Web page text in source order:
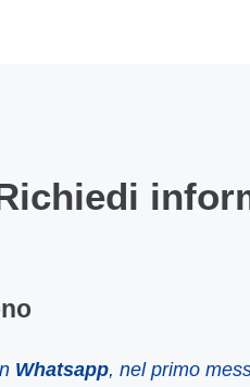
Whatsapp, nel primo